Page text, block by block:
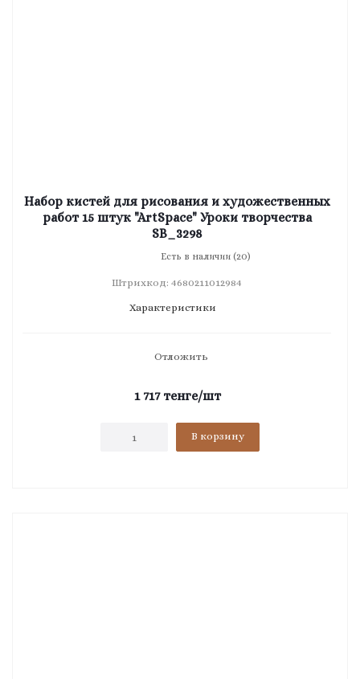
Набор кистей для рисования и художественных
работ 15 штук "ArtSpace" Уроки творчества
SB_3298
Есть в наличии (20)
Штрихкод: 4680211012984
Характеристики
Отложить
1 717тенге/шт
В корзину